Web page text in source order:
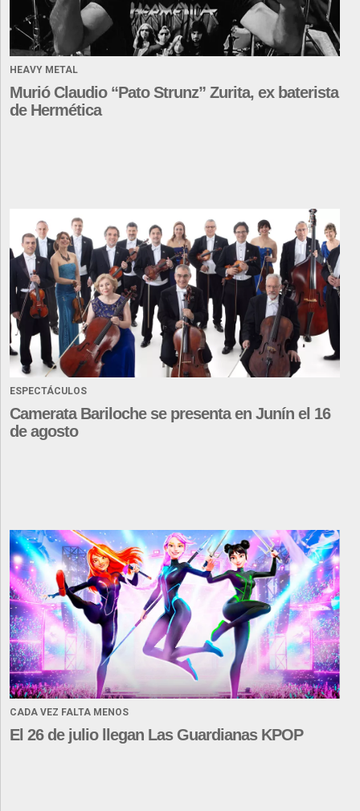
HEAVY METAL
Murió Claudio “Pato Strunz” Zurita, ex baterista
de Hermética
ESPECTÁCULOS
Camerata Bariloche se presenta en Junín el 16
de agosto
CADA VEZ FALTA MENOS
El 26 de julio llegan Las Guardianas KPOP